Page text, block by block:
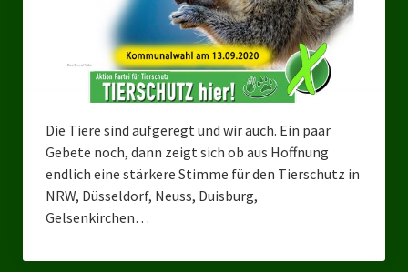
Landesverband Sachsen
Landesverband Schleswig-Holstein
Landesverband Mecklenburg-Vorpommern
Landesverband Hamburg
Landesverband Berlin
Kommunale Gremien
Die Tiere sind aufgeregt und wir auch. Ein paar
Gebete noch, dann zeigt sich ob aus Hoffnung
endlich eine stärkere Stimme für den Tierschutz in
NRW, Düsseldorf, Neuss, Duisburg,
Gelsenkirchen…